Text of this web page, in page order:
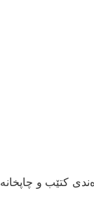
و نزیک بە 500 سەرچاوەى کوردى، عەرەبى، فارسى، تورکى و ئینگلیزى و 200 ناوەندى کتێب و چاپخانە